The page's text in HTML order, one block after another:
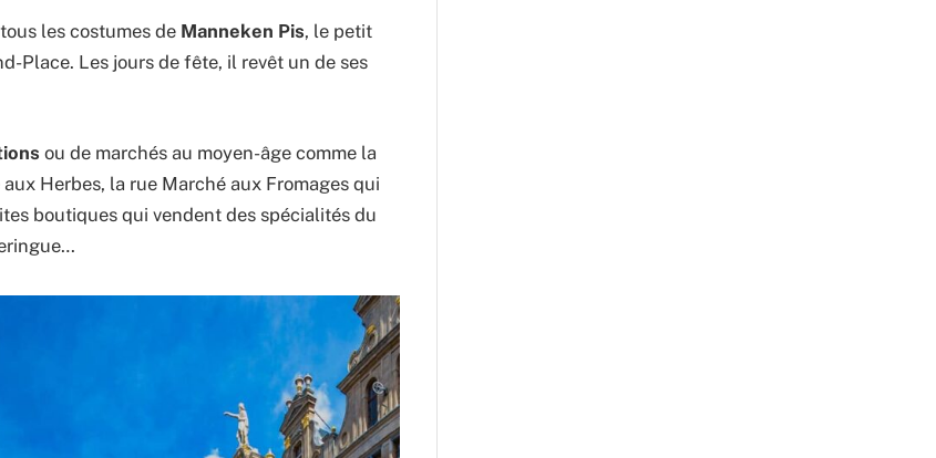
les costumes de Manneken Pis, le petit
Place. Les jours de fête, il revêt un de ses
ou de marchés au moyen-âge comme la
Herbes, la rue Marché aux Fromages qui
boutiques qui vendent des spécialités du